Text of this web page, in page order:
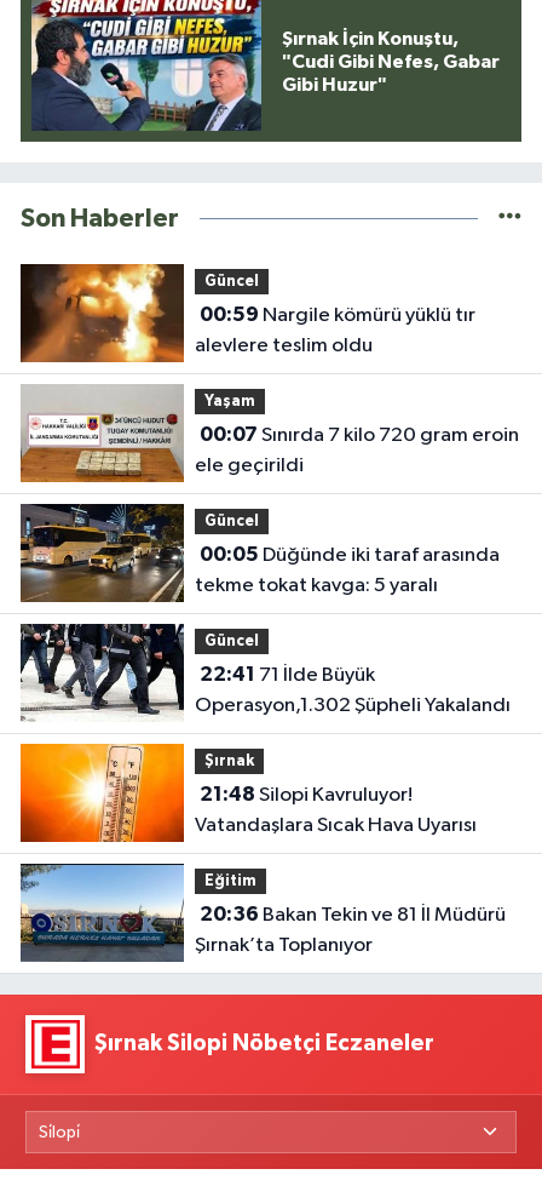
Şırnak İçin Konuştu,
"Cudi Gibi Nefes, Gabar
Gibi Huzur"
Son Haberler
Güncel
00:59
alevlere teslim oldu
Yaşam
00:07
ele geçirildi
Güncel
00:05
tekme tokat kavga: 5 yaralı
Güncel
22:41
Operasyon,1.302 Şüpheli Yakalandı
Şırnak
21:48
Vatandaşlara Sıcak Hava Uyarısı
Eğitim
20:36
Şırnak’ta Toplanıyor
Şırnak Silopi Nöbetçi Eczaneler